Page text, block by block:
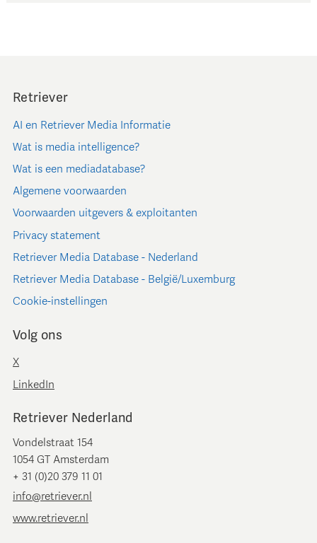
Retriever
AI en Retriever Media Informatie
Wat is media intelligence?
Wat is een mediadatabase?
Algemene voorwaarden
Voorwaarden uitgevers & exploitanten
Privacy statement
Retriever Media Database - Nederland
Retriever Media Database - België/Luxemburg
Cookie-instellingen
Volg ons
X
LinkedIn
Retriever Nederland
Vondelstraat 154
1054 GT Amsterdam
+ 31 (0)20 379 11 01
info@retriever.nl
www.retriever.nl